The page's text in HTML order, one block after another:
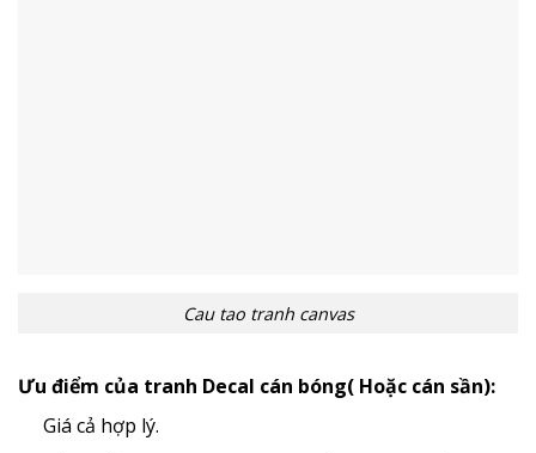
Cau tao tranh canvas
Ưu điểm của tranh Decal cán bóng( Hoặc cán sần):
Giá cả hợp lý.